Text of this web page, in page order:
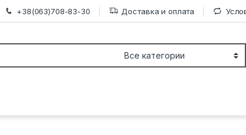
+38(063)708-83-30 Доставка и оплата